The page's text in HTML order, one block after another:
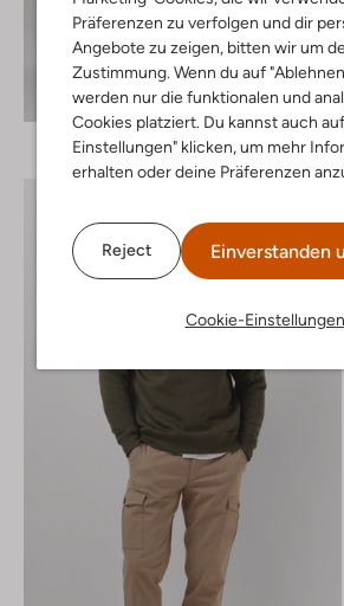
Präferenzen zu verfolgen und dir
Angebote zu zeigen, bitten wir um
Zustimmung. Wenn du auf
werden nur die funktionalen und
Cookies platziert. Du kannst auch
Einstellungen" klicken, um mehr
erhalten oder deine Präferenzen
Reject Einverstanden
Cookie-Einstellungen
Entdecke den Look